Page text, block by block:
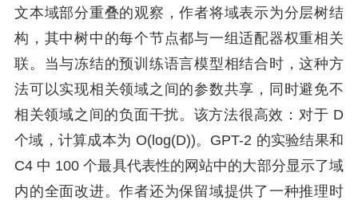
文本域部分重叠的观察，作者将域表示为分层树结
构，其中树中的每个节点都与一组适配器权重相关
联。当与冻结的预训练语言模型相结合时，这种方
法可以实现相关领域之间的参数共享，同时避免不
相关领域之间的负面干扰。该方法很高效：对于 D
个域，计算成本为 O(log(D))。GPT-2 的实验结果和
C4 中 100 个最具代表性的网站中的大部分显示了域
内的全面改进。作者还为保留域提供了一种推理时